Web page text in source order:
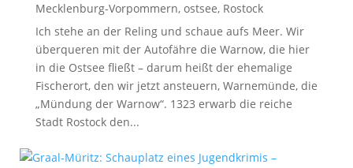
Mecklenburg-Vorpommern, ostsee, Rostock
Ich stehe an der Reling und schaue aufs Meer. Wir
überqueren mit der Autofähre die Warnow, die hier
in die Ostsee fließt – darum heißt der ehemalige
Fischerort, den wir jetzt ansteuern, Warnemünde, die
„Mündung der Warnow“. 1323 erwarb die reiche
Stadt Rostock den...